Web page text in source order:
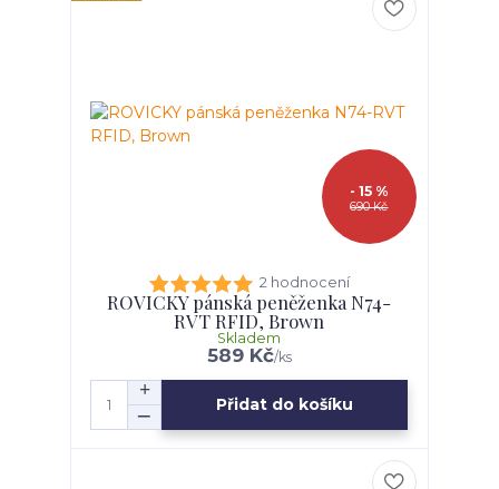
690 Kč
- 15 %
2 hodnocení
ROVICKY pánská peněženka N74-
RVT RFID, Brown
589 Kč/ks
Skladem
Přidat do košíku